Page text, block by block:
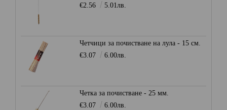
€2.56
5.01лв.
Четчици за почистване на лула - 15 см.
€3.07
6.00лв.
Четка за почистване - 25 мм.
€3.07
6.00лв.